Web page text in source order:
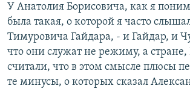
У Анатолия Борисовича, как я
была такая, о которой я часто
Тимуровича Гайдара, - и Гайдар, и
что они служат не режиму, а
считали, что в этом смысле плюсы
те минусы, о которых сказал